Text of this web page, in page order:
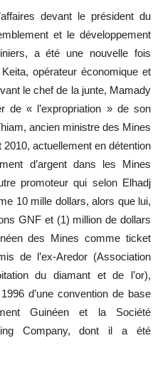
devant le président du
et le développement
a été une nouvelle fois
opérateur économique et
le chef de la junte, Mamady
de « l’expropriation » de son
ancien ministre des Mines
actuellement en détention
d’argent dans les Mines
promoteur qui selon Elhadj
10 mille dollars, alors que lui,
GNF et (1) million de dollars
des Mines comme ticket
de l’ex-Aredor (Association
du diamant et de l’or),
d’une convention de base
Guinéen et la Société
Company, dont il a été